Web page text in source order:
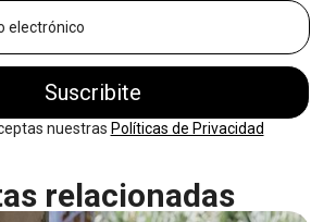
nuestras Políticas de Privacidad
relacionadas